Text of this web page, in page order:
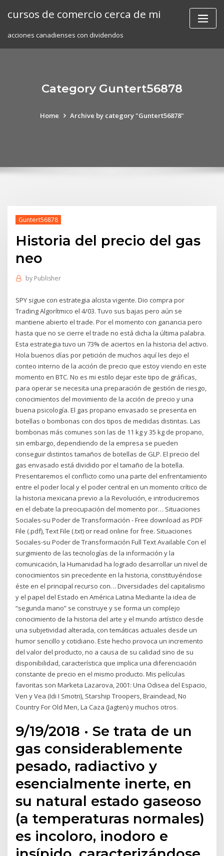
cursos de comercio cerca de mi
acciones canadienses con dividendos
Category Guntert56878
Home Archive by category "Guntert56878"
Guntert56878
Historia del precio del gas
neo
by Publisher
SPY sigue con estrategia alcista vigente. Dio compra por
Trading Algorítmico el 4/03. Tuvo sus bajas pero aún se
mantiene abierto el trade. Por el momento con ganancia pero
hasta que no se cierre el trade no está dicha la última palabra.
Esta estrategia tuvo un 73% de aciertos en la historia del activo.
Hola buenos días por petición de muchos aquí les dejo el
conteo interno de la acción de precio que estoy viendo en este
momento en BTC. No es mi estilo dejar este tipo de gráficas,
para operar se necesita una preparación de gestión de riesgo,
conocimientos del movimiento de la acción de precio y una
buena psicología. El gas propano envasado se presenta en
botellas o bombonas con dos tipos de medidas distintas. Las
bombonas más comunes son las de 11 kg y 35 kg de propano,
sin embargo, dependiendo de la empresa se pueden
conseguir distintos tamaños de botellas de GLP. El precio del
gas envasado está dividido por el tamaño de la botella.
Presentaremos el conflicto como una parte del enfrentamiento
entre el poder local y el poder central en un momento crítico de
la historia mexicana previo a la Revolución, e introduciremos
en el debate la preocupación del momento por… Situaciones
Sociales-su Poder de Transformación - Free download as PDF
File (.pdf), Text File (.txt) or read online for free. Situaciones
Sociales-su Poder de Transformación Full Text Available Con el
surgimiento de las tecnologías de la información y la
comunicación, la Humanidad ha logrado desarrollar un nivel de
conocimientos sin precedente en la historia, constituyéndose
éste en el principal recurso con… Diversidades del capitalismo
y el papel del Estado en América Latina Mediante la idea de
“segunda mano” se construye y se forma un complejo
conocimiento de la historia del arte y el mundo artístico desde
una subjetividad alterada, con temáticas actuales desde un
humor sencillo y cotidiano. Este hecho provoca un incremento
del valor del producto, no a causa de su calidad sino de su
disponibilidad, característica que implica una diferenciación
constante de precio en el mismo producto. Mis películas
favoritas son Marketa Lazarova, 2001: Una Odisea del Espacio,
Ven y Vea (Idi I Smotri), Starship Troopers, Braindead, No
Country For Old Men, La Caza (Jagten) y muchos otros.
9/19/2018 · Se trata de un
gas considerablemente
pesado, radiactivo y
esencialmente inerte, en
su natural estado gaseoso
(a temperaturas normales)
es incoloro, inodoro e